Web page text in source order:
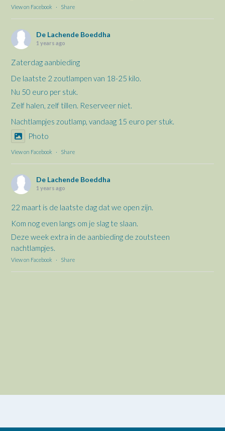
View on Facebook
· Share
De Lachende Boeddha
1 years ago
Zaterdag aanbieding
De laatste 2 zoutlampen van 18-25 kilo.
Nu 50 euro per stuk.
Zelf halen, zelf tillen. Reserveer niet.
Nachtlampjes zoutlamp, vandaag 15 euro per stuk.
Photo
View on Facebook · Share
De Lachende Boeddha
1 years ago
22 maart is de laatste dag dat we open zijn.
Kom nog even langs om je slag te slaan.
Deze week extra in de aanbieding de zoutsteen
nachtlampjes.
View on Facebook · Share